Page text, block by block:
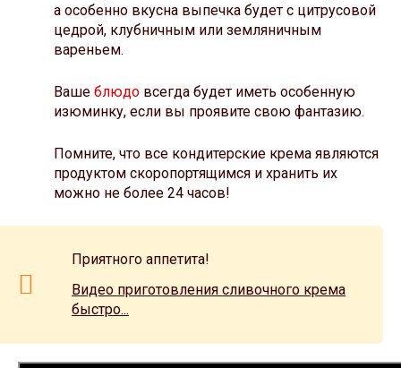
а особенно вкусна выпечка будет с цитрусовой
цедрой, клубничным или земляничным
вареньем.
Ваше блюдо всегда будет иметь особенную
изюминку, если вы проявите свою фантазию.
Помните, что все кондитерские крема являются
продуктом скоропортящимся и хранить их
можно не более 24 часов!
Приятного аппетита!
Видео приготовления сливочного крема
быстро...